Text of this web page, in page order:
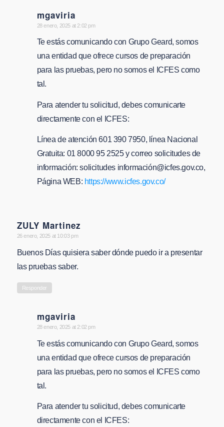
mgaviria
says:
28 enero, 2025 at 2:02 pm
Te estás comunicando con Grupo Geard, somos
una entidad que ofrece cursos de preparación
para las pruebas, pero no somos el ICFES como
tal.
Para atender tu solicitud, debes comunicarte
directamente con el ICFES:
Línea de atención 601 390 7950, línea Nacional
Gratuita: 01 8000 95 2525 y correo solicitudes de
información: solicitudes información@icfes.gov.co,
Página WEB: https://www.icfes.gov.co/
ZULY Martinez
says:
26 enero, 2025 at 10:03 pm
Buenos Días quisiera saber dónde puedo ir a presentar
las pruebas saber.
Responder
mgaviria
says:
28 enero, 2025 at 2:02 pm
Te estás comunicando con Grupo Geard, somos
una entidad que ofrece cursos de preparación
para las pruebas, pero no somos el ICFES como
tal.
Para atender tu solicitud, debes comunicarte
directamente con el ICFES: